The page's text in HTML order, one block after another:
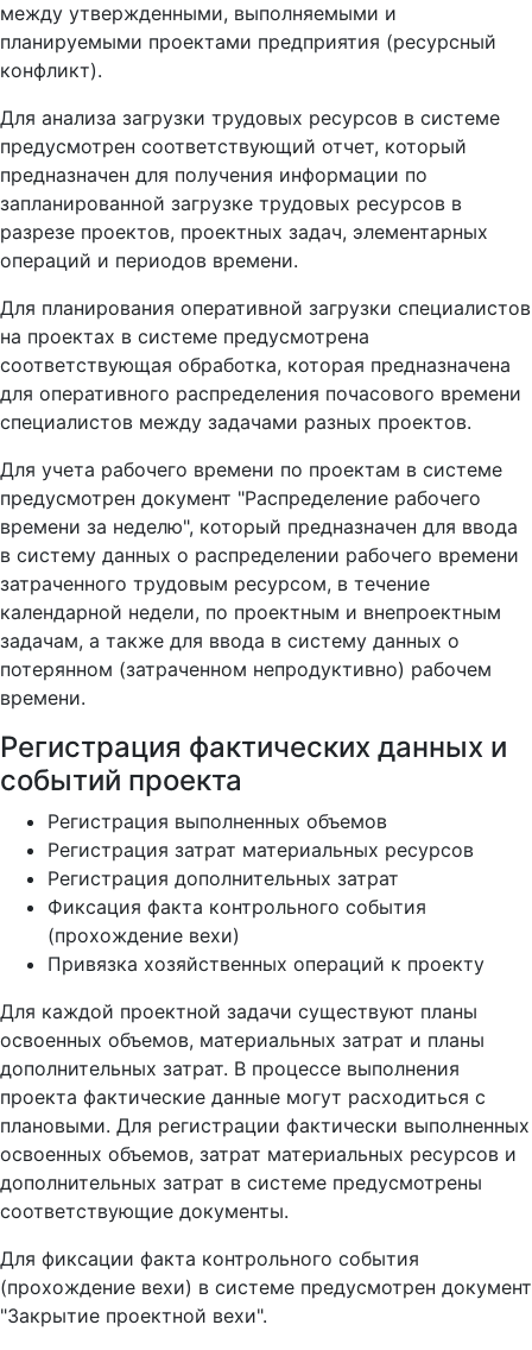
между утвержденными, выполняемыми и
планируемыми проектами предприятия (ресурсный
конфликт).
Для анализа загрузки трудовых ресурсов в системе
предусмотрен соответствующий отчет, который
предназначен для получения информации по
запланированной загрузке трудовых ресурсов в
разрезе проектов, проектных задач, элементарных
операций и периодов времени.
Для планирования оперативной загрузки специалистов
на проектах в системе предусмотрена
соответствующая обработка, которая предназначена
для оперативного распределения почасового времени
специалистов между задачами разных проектов.
Для учета рабочего времени по проектам в системе
предусмотрен документ "Распределение рабочего
времени за неделю", который предназначен для ввода
в систему данных о распределении рабочего времени
затраченного трудовым ресурсом, в течение
календарной недели, по проектным и внепроектным
задачам, а также для ввода в систему данных о
потерянном (затраченном непродуктивно) рабочем
времени.
Регистрация фактических данных и
событий проекта
Регистрация выполненных объемов
Регистрация затрат материальных ресурсов
Регистрация дополнительных затрат
Фиксация факта контрольного события
(прохождение вехи)
Привязка хозяйственных операций к проекту
Для каждой проектной задачи существуют планы
освоенных объемов, материальных затрат и планы
дополнительных затрат. В процессе выполнения
проекта фактические данные могут расходиться с
плановыми. Для регистрации фактически выполненных
освоенных объемов, затрат материальных ресурсов и
дополнительных затрат в системе предусмотрены
соответствующие документы.
Для фиксации факта контрольного события
(прохождение вехи) в системе предусмотрен документ
"Закрытие проектной вехи".